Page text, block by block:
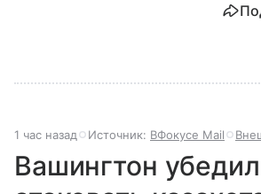
1 час назад Источник: ВФокусе Mail
Вашингтон